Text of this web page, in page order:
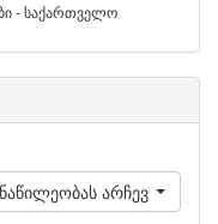
- საქართველო
არჩევნებში